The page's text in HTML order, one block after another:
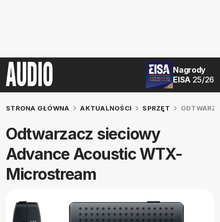
Nagrody
EISA 25/26
STRONA GŁÓWNA AKTUALNOŚCI SPRZĘT
Odtwarzacz sieciowy
Advance Acoustic WTX-
Microstream